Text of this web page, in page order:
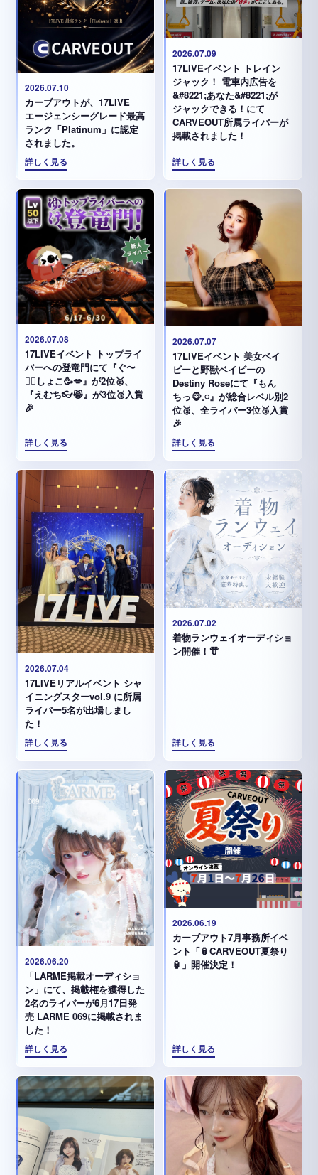
2026.07.10
カーブアウトが、17LIVE
エージェンシーグレード最高
ランク「Platinum」に認定
されました。
詳しく見る
2026.07.09
17LIVEイベント トレイン
ジャック！ 電車内広告を
&#8221;あなた&#8221;が
ジャックできる！にて
CARVEOUT所属ライバーが
掲載されました！
詳しく見る
2026.07.08
17LIVEイベント トップライ
バーへの登竜門にて『ぐ〜
✊🏻‪しょこ🥳💋』が2位🥈、
『えむち👓😸』が3位🥉入賞
🎉
詳しく見る
2026.07.07
17LIVEイベント 美女ベイ
ビーと野獣ベイビーの
Destiny Roseにて『もん
ちっ🐵𓈒𓏸︎︎︎︎』が総合レベル別2
位🥈、全ライバー3位🥉入賞
🎉
詳しく見る
2026.07.04
17LIVEリアルイベント シャ
イニングスターvol.9 に所属
ライバー5名が出場しまし
た！
詳しく見る
2026.07.02
着物ランウェイオーディショ
ン開催！👘
詳しく見る
2026.06.20
「LARME掲載オーディショ
ン」にて、掲載権を獲得した
2名のライバーが6月17日発
売 LARME 069に掲載されま
した！
詳しく見る
2026.06.19
カーブアウト7月事務所イベ
ント「🏮CARVEOUT夏祭り
🏮」開催決定！
詳しく見る